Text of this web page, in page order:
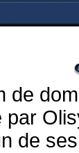
de
par
de